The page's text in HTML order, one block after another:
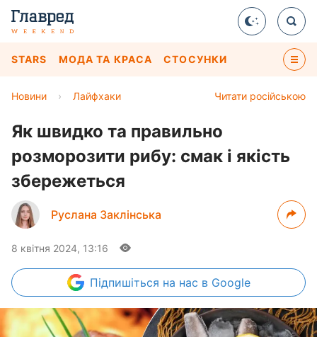
STARS МОДА ТА КРАСА СТОСУНКИ
Читати російською
Новини › Лайфхаки
Як швидко та правильно
розморозити рибу: смак і якість
збережеться
Руслана Заклінська
8 квітня 2024, 13:16
Підпишіться на нас в Google